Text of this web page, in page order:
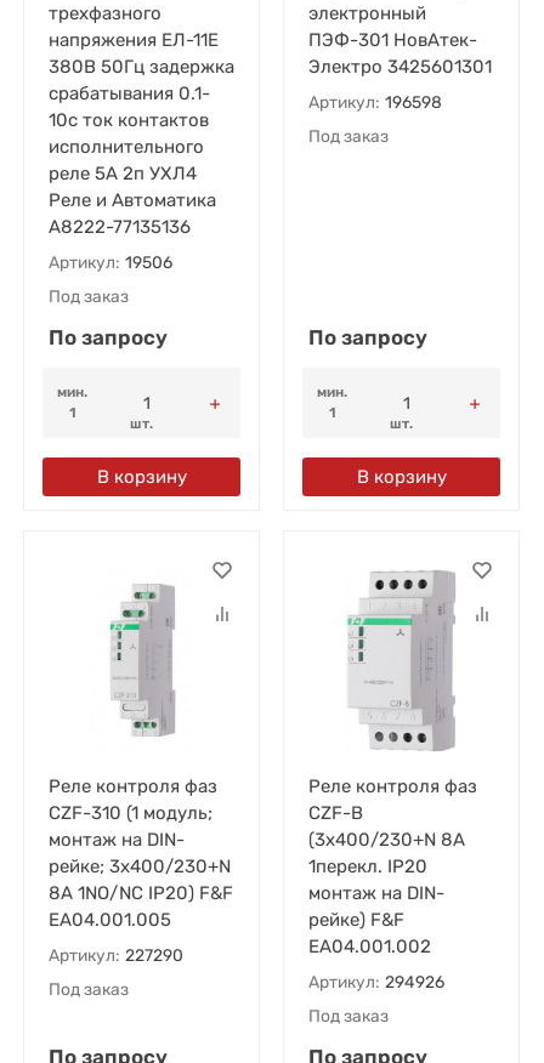
трехфазного
напряжения ЕЛ-11Е
380В 50Гц задержка
срабатывания 0.1-
10с ток контактов
исполнительного
реле 5А 2п УХЛ4
Реле и Автоматика
A8222-77135136
Артикул: 19506
Под заказ
По запросу
мин.
1
шт.
В корзину
электронный
ПЭФ-301 НовАтек-
Электро 3425601301
Артикул: 196598
Под заказ
По запросу
мин.
1
шт.
В корзину
Реле контроля фаз
CZF-310 (1 модуль;
монтаж на DIN-
рейке; 3х400/230+N
8А 1NO/NC IP20) F&F
EA04.001.005
Артикул: 227290
Под заказ
По запросу
Реле контроля фаз
CZF-B
(3х400/230+N 8А
1перекл. IP20
монтаж на DIN-
рейке) F&F
EA04.001.002
Артикул: 294926
Под заказ
По запросу